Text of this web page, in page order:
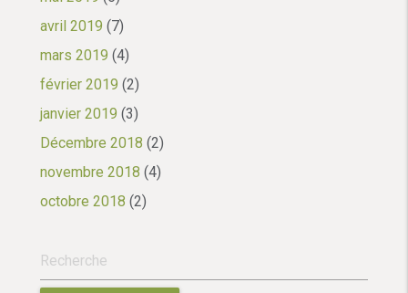
avril 2019 (7)
mars 2019 (4)
février 2019 (2)
janvier 2019 (3)
Décembre 2018 (2)
novembre 2018 (4)
octobre 2018 (2)